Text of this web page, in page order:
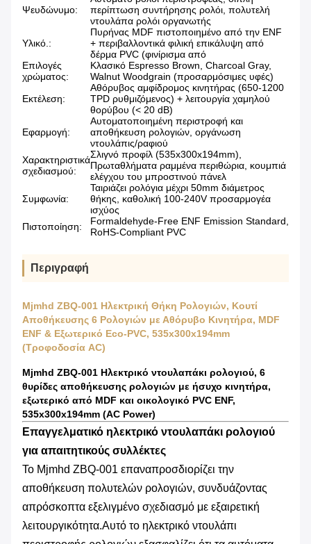
Ψευδώνυμο:
περίπτωση συντήρησης ρολόι, πολυτελή
ντουλάπα ρολόι οργανωτής
Υλικό.:
Πυρήνας MDF πιστοποιημένο από την ENF
+ περιβαλλοντικά φιλική επικάλυψη από
δέρμα PVC (φινίρισμα από
Επιλογές
χρώματος:
Κλασικό Espresso Brown, Charcoal Gray,
Walnut Woodgrain (προσαρμόσιμες υφές)
Εκτέλεση:
Αθόρυβος αμφίδρομος κινητήρας (650-1200
TPD ρυθμιζόμενος) + λειτουργία χαμηλού
θορύβου (< 20 dB)
Εφαρμογή:
Αυτοματοποιημένη περιστροφή και
αποθήκευση ρολογιών, οργάνωση
ντουλάπις/ραφιού
Χαρακτηριστικά
σχεδιασμού:
Σλιγνό προφίλ (535x300x194mm),
Πρωταθλήματα ραμμένα περιθώρια, κουμπιά
ελέγχου του μπροστινού πάνελ
Συμφωνία:
Ταιριάζει ρολόγια μέχρι 50mm διάμετρος
θήκης, καθολική 100-240V προσαρμογέα
ισχύος
Πιστοποίηση:
Formaldehyde-Free ENF Emission Standard,
RoHS-Compliant PVC
Περιγραφή
Mjmhd ZBQ-001 Ηλεκτρική Θήκη Ρολογιών, Κουτί
Αποθήκευσης 6 Ρολογιών με Αθόρυβο Κινητήρα, MDF
ENF & Εξωτερικό Eco-PVC, 535x300x194mm
(Τροφοδοσία AC)
Mjmhd ZBQ-001 Ηλεκτρικό ντουλαπάκι ρολογιού, 6
θυρίδες αποθήκευσης ρολογιών με ήσυχο κινητήρα,
εξωτερικό από MDF και οικολογικό PVC ENF,
535x300x194mm (AC Power)
Επαγγελματικό ηλεκτρικό ντουλαπάκι ρολογιού
για απαιτητικούς συλλέκτες
Το Mjmhd ZBQ-001 επαναπροσδιορίζει την
αποθήκευση πολυτελών ρολογιών, συνδυάζοντας
απρόσκοπτα εξελιγμένο σχεδιασμό με εξαιρετική
λειτουργικότητα.Αυτό το ηλεκτρικό ντουλάπι